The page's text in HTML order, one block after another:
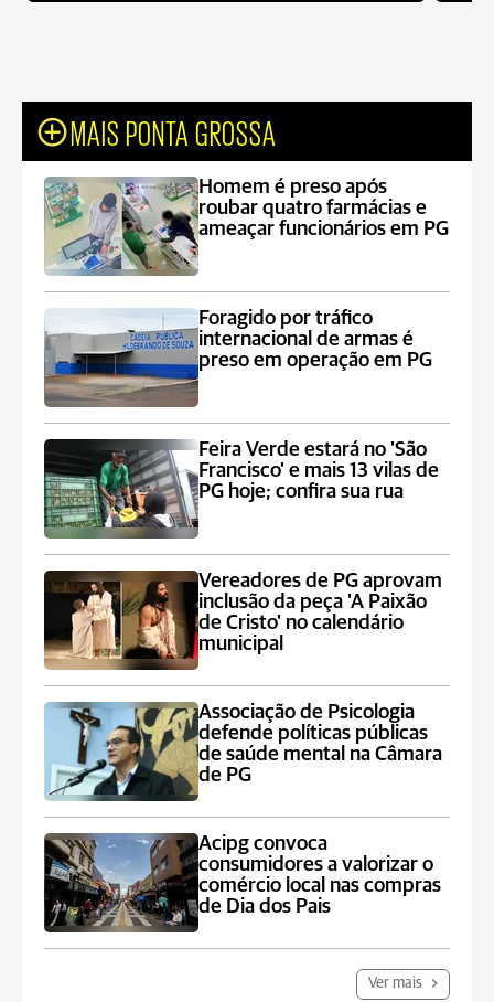
MAIS PONTA GROSSA
Homem é preso após
roubar quatro farmácias e
ameaçar funcionários em PG
Foragido por tráfico
internacional de armas é
preso em operação em PG
Feira Verde estará no 'São
Francisco' e mais 13 vilas de
PG hoje; confira sua rua
Vereadores de PG aprovam
inclusão da peça 'A Paixão
de Cristo' no calendário
municipal
Associação de Psicologia
defende políticas públicas
de saúde mental na Câmara
de PG
Acipg convoca
consumidores a valorizar o
comércio local nas compras
de Dia dos Pais
Ver mais